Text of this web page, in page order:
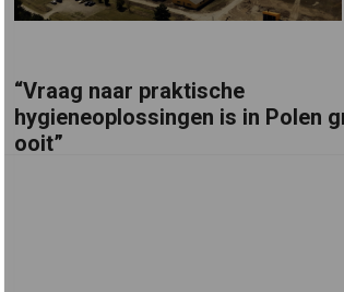
“Vraag naar praktische
hygieneoplossingen is in Polen
ooit”